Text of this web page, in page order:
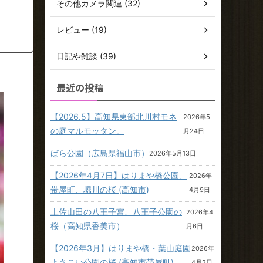
その他カメラ関連 (32)
レビュー (19)
日記や雑談 (39)
最近の投稿
【2026.5】高知県東部北川村モネ
の庭マルモッタン。
2026年5
月24日
ばら公園（広島県福山市） 2026年5月13日
【2026年4月7日】はりまや橋公園、
帯屋町、堀川の桜 (高知市)
2026年
4月9日
土佐山田の八王子宮、八王子公園の
桜（高知県香美市）
2026年4
月6日
【2026年3月】はりまや橋・葉山庭園 2026年